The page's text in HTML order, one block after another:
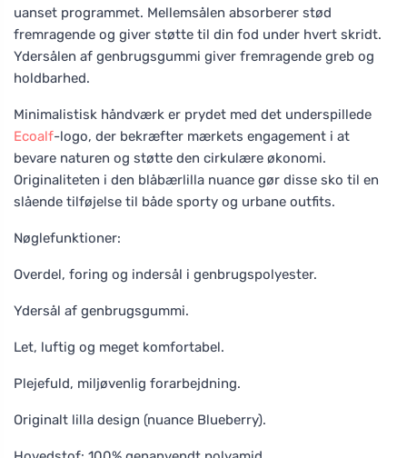
uanset programmet. Mellemsålen absorberer stød
fremragende og giver støtte til din fod under hvert skridt.
Ydersålen af genbrugsgummi giver fremragende greb og
holdbarhed.
Minimalistisk håndværk er prydet med det underspillede
Ecoalf-logo, der bekræfter mærkets engagement i at
bevare naturen og støtte den cirkulære økonomi.
Originaliteten i den blåbærlilla nuance gør disse sko til en
slående tilføjelse til både sporty og urbane outfits.
Nøglefunktioner:
Overdel, foring og indersål i genbrugspolyester.
Ydersål af genbrugsgummi.
Let, luftig og meget komfortabel.
Plejefuld, miljøvenlig forarbejdning.
Originalt lilla design (nuance Blueberry).